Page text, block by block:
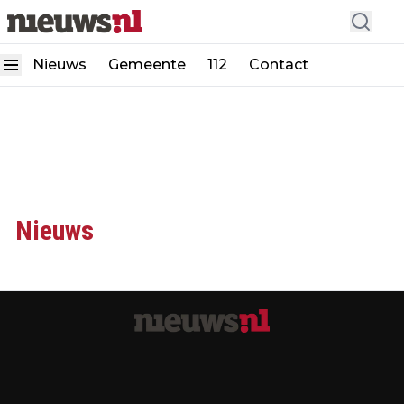
Nieuws Gemeente 112 Contact
Nieuws